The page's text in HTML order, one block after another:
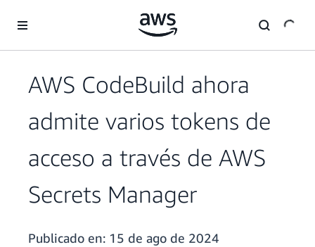
AWS CodeBuild ahora
admite varios tokens de
acceso a través de AWS
Secrets Manager
Publicado en: 15 de ago de 2024